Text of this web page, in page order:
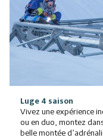
Luge 4 saison
Vivez une expérience
ou en duo, montez
belle montée